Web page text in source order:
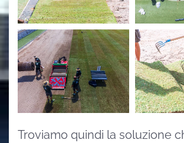
Troviamo quindi la soluzione